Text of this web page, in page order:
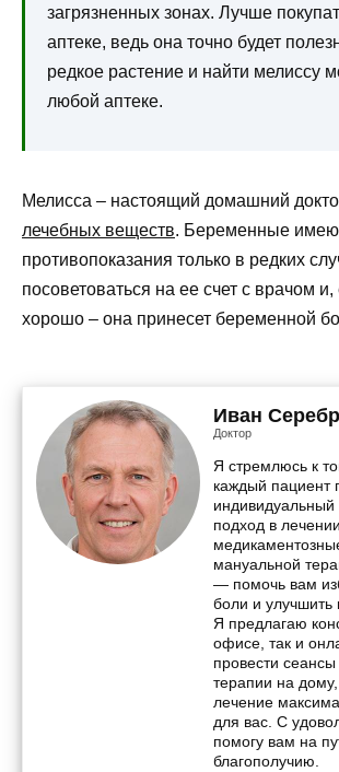
загрязненных зонах. Лучше
аптеке, ведь она точно будет
редкое растение и найти мелиссу
любой аптеке.
Мелисса – настоящий домашний
лечебных веществ. Беременные
противопоказания только в редких
посоветоваться на ее счет с врачом
хорошо – она принесет беременной
Иван
Доктор
Я стремлюсь к
каждый пациент
подход в
мануальной
— помочь вам
боли и улучшить
Я предлагаю
офисе, так и
провести
терапии на
лечение
для вас. С
помогу вам на
благополучию.